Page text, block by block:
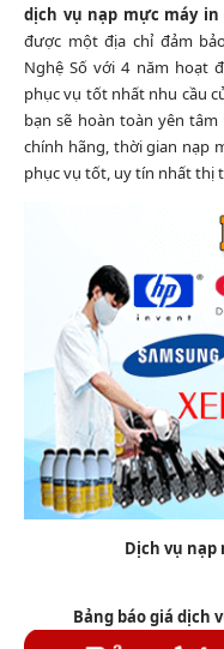
dịch vụ nạp mực máy in
được một địa chỉ đảm
Nghệ Số với 4 năm hoạt
phục vụ tốt nhất nhu cầu
bạn sẽ hoàn toàn yên
chính hãng, thời gian nạp
phục vụ tốt, uy tín nhất thị
Dịch vụ nạp
Bảng báo giá dịch